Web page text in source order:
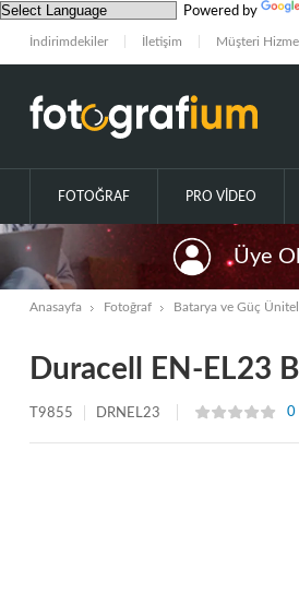
Powered by
İndirimdekiler İletişim Müşteri
FOTOĞRAF PRO VIDEO
Üye
Anasayfa Fotoğraf Batarya ve Güç
Duracell EN-EL23
T9855 DRNEL23 0